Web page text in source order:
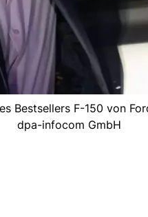
Bestsellers F-150 von
dpa-infocom GmbH